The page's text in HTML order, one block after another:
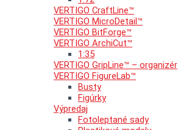
VERTIGO CraftLine™
VERTIGO MicroDetail™
VERTIGO BitForge™
VERTIGO ArchiCut™
1:35
VERTIGO GripLine™ – organizér
VERTIGO FigureLab™
Busty
Figúrky
Výpredaj
Fotoleptané sady